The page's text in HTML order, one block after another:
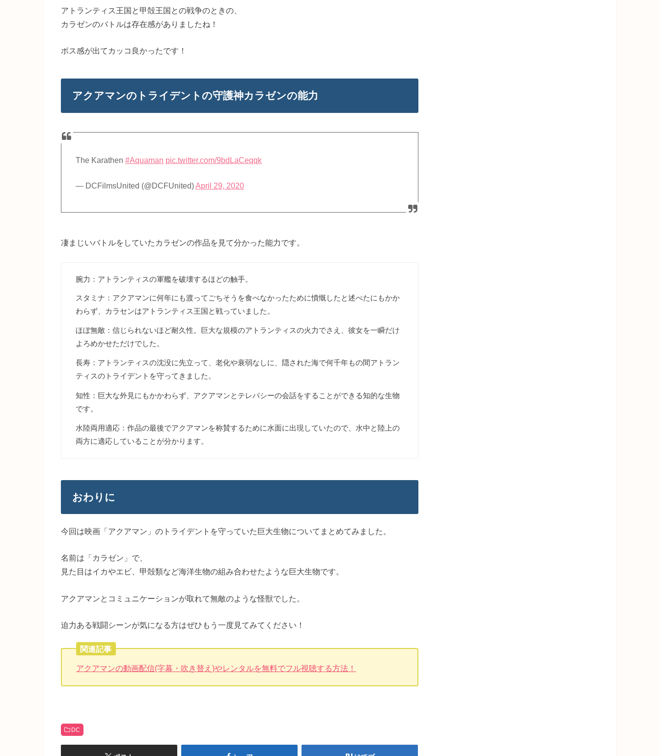
アトランティス王国と甲殻王国との戦争のときの、
カラゼンのバトルは存在感がありましたね！
ボス感が出てカッコ良かったです！
アクアマンのトライデントの守護神カラゼンの能力
The Karathen#Aquaman pic.twitter.com/9bdLaCeqqk
— DCFilmsUnited (@DCFUnited)April 29, 2020
凄まじいバトルをしていたカラゼンの作品を見て分かった能力です。
腕力：アトランティスの軍艦を破壊するほどの触手。
スタミナ：アクアマンに何年にも渡ってごちそうを食べなかったために憤慨したと述べたにもかか
わらず、カラセンはアトランティス王国と戦っていました。
ほぼ無敵：信じられないほど耐久性。巨大な規模のアトランティスの火力でさえ、彼女を一瞬だけ
よろめかせただけでした。
長寿：アトランティスの沈没に先立って、老化や衰弱なしに、隠された海で何千年もの間アトラン
ティスのトライデントを守ってきました。
知性：巨大な外見にもかかわらず、アクアマンとテレパシーの会話をすることができる知的な生物
です。
水陸両用適応：作品の最後でアクアマンを称賛するために水面に出現していたので、水中と陸上の
両方に適応していることが分かります。
おわりに
今回は映画「アクアマン」のトライデントを守っていた巨大生物についてまとめてみました。
名前は「カラゼン」で、
見た目はイカやエビ、甲殻類など海洋生物の組み合わせたような巨大生物です。
アクアマンとコミュニケーションが取れて無敵のような怪獣でした。
迫力ある戦闘シーンが気になる方はぜひもう一度見てみてください！
関連記事
アクアマンの動画配信(字幕・吹き替え)やレンタルを無料でフル視聴する方法！
DC